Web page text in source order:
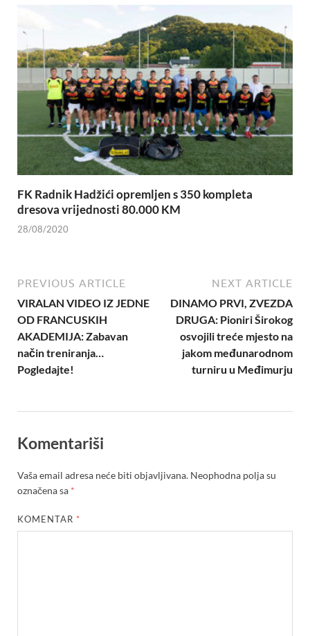
FK Radnik Hadžići opremljen s 350 kompleta
dresova vrijednosti 80.000 KM
28/08/2020
PREVIOUS ARTICLE
VIRALAN VIDEO IZ JEDNE
OD FRANCUSKIH
AKADEMIJA: Zabavan
način treniranja…
Pogledajte!
NEXT ARTICLE
DINAMO PRVI, ZVEZDA
DRUGA: Pioniri Širokog
osvojili treće mjesto na
jakom međunarodnom
turniru u Međimurju
Komentariši
Vaša email adresa neće biti objavljivana. Neophodna polja su
označena sa *
KOMENTAR *